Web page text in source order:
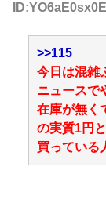
>>115
今日は混雑
ニュースで
在庫が無く
の実質1円
買っている